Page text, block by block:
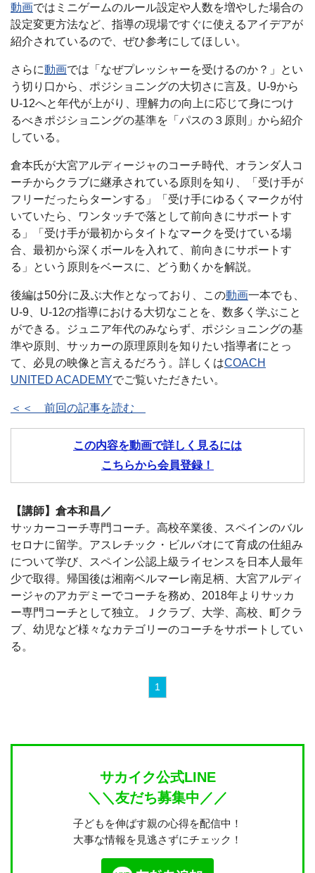
動画ではミニゲームのルール設定や人数を増やした場合の
設定変更方法など、指導の現場ですぐに使えるアイデアが
紹介されているので、ぜひ参考にしてほしい。
さらに動画では「なぜプレッシャーを受けるのか？」とい
う切り口から、ポジショニングの大切さに言及。U-9から
U-12へと年代が上がり、理解力の向上に応じて身につけ
るべきポジショニングの基準を「パスの３原則」から紹介
している。
倉本氏が大宮アルディージャのコーチ時代、オランダ人コ
ーチからクラブに継承されている原則を知り、「受け手が
フリーだったらターンする」「受け手にゆるくマークが付
いていたら、ワンタッチで落として前向きにサポートす
る」「受け手が最初からタイトなマークを受けている場
合、最初から深くボールを入れて、前向きにサポートす
る」という原則をベースに、どう動くかを解説。
後編は50分に及ぶ大作となっており、この動画一本でも、
U-9、U-12の指導における大切なことを、数多く学ぶこと
ができる。ジュニア年代のみならず、ポジショニングの基
準や原則、サッカーの原理原則を知りたい指導者にとっ
て、必見の映像と言えるだろう。詳しくはCOACH
UNITED ACADEMYでご覧いただきたい。
＜＜ 前回の記事を読む
この内容を動画で詳しく見るには
こちらから会員登録！
【講師】倉本和昌／
サッカーコーチ専門コーチ。高校卒業後、スペインのバル
セロナに留学。アスレチック・ビルバオにて育成の仕組み
について学び、スペイン公認上級ライセンスを日本人最年
少で取得。帰国後は湘南ベルマーレ南足柄、大宮アルディ
ージャのアカデミーでコーチを務め、2018年よりサッカ
ー専門コーチとして独立。Ｊクラブ、大学、高校、町クラ
ブ、幼児など様々なカテゴリーのコーチをサポートしてい
る。
1
サカイク公式LINE
＼＼友だち募集中／／
子どもを伸ばす親の心得を配信中！
大事な情報を見逃さずにチェック！